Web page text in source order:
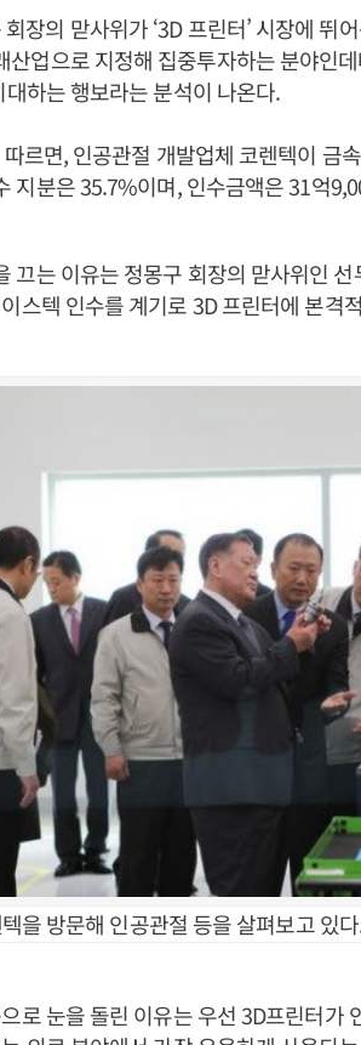
장의 맏사위가 ‘3D 프린터’ 시장에 뛰
산업으로 지정해 집중투자하는 분야인
하는 행보라는 분석이 나온다.
르면, 인공관절 개발업체 코렌텍이 금
지분은 35.7%이며, 인수금액은 31억
끄는 이유는 정몽구 회장의 맏사위인
스텍 인수를 계기로 3D 프린터에 본격
을 방문해 인공관절 등을 살펴보고 있
로 눈을 돌린 이유는 우선 3D프린터가